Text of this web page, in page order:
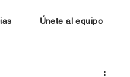
Únete al equipo